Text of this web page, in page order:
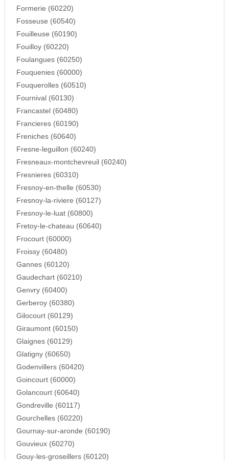
Formerie (60220)
Fosseuse (60540)
Fouilleuse (60190)
Fouilloy (60220)
Foulangues (60250)
Fouquenies (60000)
Fouquerolles (60510)
Fournival (60130)
Francastel (60480)
Francieres (60190)
Freniches (60640)
Fresne-leguillon (60240)
Fresneaux-montchevreuil (60240)
Fresnieres (60310)
Fresnoy-en-thelle (60530)
Fresnoy-la-riviere (60127)
Fresnoy-le-luat (60800)
Fretoy-le-chateau (60640)
Frocourt (60000)
Froissy (60480)
Gannes (60120)
Gaudechart (60210)
Genvry (60400)
Gerberoy (60380)
Gilocourt (60129)
Giraumont (60150)
Glaignes (60129)
Glatigny (60650)
Godenvillers (60420)
Goincourt (60000)
Golancourt (60640)
Gondreville (60117)
Gourchelles (60220)
Gournay-sur-aronde (60190)
Gouvieux (60270)
Gouy-les-groseillers (60120)